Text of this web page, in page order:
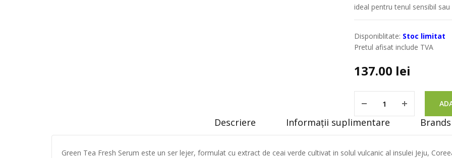
ideal pentru tenul sensibil sau
Disponiblitate: Stoc limitat
Pretul afisat include TVA
137.00 lei
Descriere Informații suplimentare
Green Tea Fresh Serum este un ser lejer, formulat cu extract de ceai verde cultivat in solul vulcanic al insulei Jeju,